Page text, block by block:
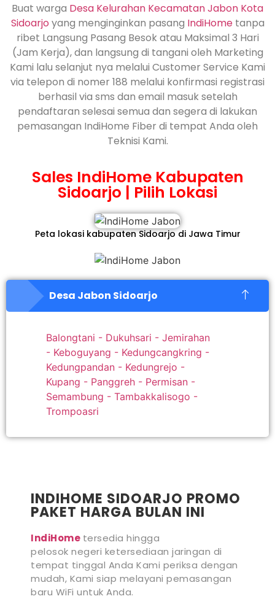
Buat warga Desa Kelurahan Kecamatan Jabon Kota
Sidoarjo yang menginginkan pasang IndiHometanpa
ribet Langsung Pasang Besok atau Maksimal 3 Hari
(Jam Kerja), dan langsung di tangani oleh Marketing
Kami lalu selanjut nya melalui Customer Service Kami
via telepon di nomer 188 melalui konfirmasi registrasi
berhasil via sms dan email masuk setelah
pendaftaran selesai semua dan segera di lakukan
pemasangan IndiHome Fiber di tempat Anda oleh
Teknisi Kami.
Sales IndiHome Kabupaten
Sidoarjo | Pilih Lokasi
Peta lokasi kabupaten Sidoarjo di Jawa Timur
Desa Jabon Sidoarjo
Balongtani - Dukuhsari - Jemirahan
- Keboguyang - Kedungcangkring -
Kedungpandan - Kedungrejo -
Kupang - Panggreh - Permisan -
Semambung - Tambakkalisogo -
Trompoasri
INDIHOME SIDOARJO PROMO
PAKET HARGA BULAN INI
IndiHome tersedia hingga
pelosok negeri ketersediaan jaringan di
tempat tinggal Anda Kami periksa dengan
mudah, Kami siap melayani pemasangan
baru WiFi untuk Anda.